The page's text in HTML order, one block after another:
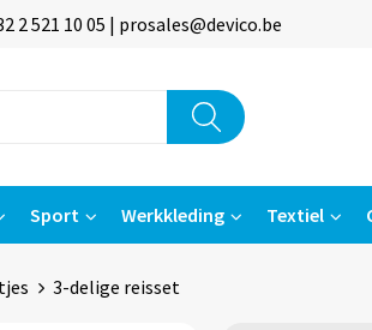
2 521 10 05 | prosales@devico.be
Sport Werkkleding Textiel
3-delige reisset